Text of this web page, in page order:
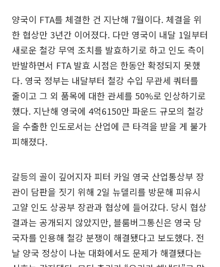
양국이 FTA를 체결한 건 지난해 7월이다. 체결을 위
한 협상만 3년간 이어졌다. 다만 영국이 내달 1일부터
새로운 철강 무역 조치를 발효하기로 하고 인도 측이
반발하면서 FTA 발효 시점은 한동안 확정되지 못했
다. 영국 정부는 내달부터 철강 수입 무관세 쿼터를
줄이고 그 외 품목에 대한 관세를 50%로 인상하기로
했다. 지난해 영국에 4억6150만 파운드 규모의 철강
을 수출한 인도로서는 산업에 큰 타격을 받을 게 불가
피해졌다.
갈등의 골이 깊어지자 피터 카일 영국 산업통상부 장
관이 담판을 짓기 위해 2일 뉴델리를 방문해 피유시
고얄 인도 상공부 장관과 협상에 들어갔다. 당시 협상
결과는 공개되지 않았지만, 블룸버그통신은 영국 당
국자를 인용해 철강 분쟁이 해결됐다고 보도했다. 전
날 양국 정상이 나눈 대화에서도 문제가 해결됐다는